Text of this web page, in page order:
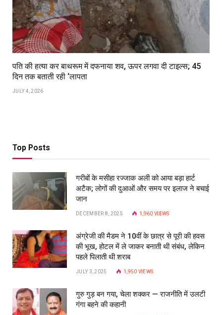
पति की हत्या कर बाथरूम में दफनाया शव, ऊपर लगवा दी टाइल्स; 45
दिन तक बताती रही ‘लापता
JULY 4, 2026
Top Posts
गरीबों के मसीहा रज्‍जाक अली को आया बड़ा हार्ट
अटैक; लोगों की दुआओं और समय पर इलाज ने बचाई
जान
DECEMBER 8, 2025 1,960 VIEWS
अंग्रेजी की मैडम ने 10वीं के छात्र से पूरी की हवस
की भूख, होटल में ले जाकर बनाती थी संबंध, लेकिन
पहले पिलाती थी शराब
JULY 3, 2025 1,950 VIEWS
गुरु गुड़ बन गया, चेला शक्कर — राजनीति में उलटी
गंगा बहने की कहानी